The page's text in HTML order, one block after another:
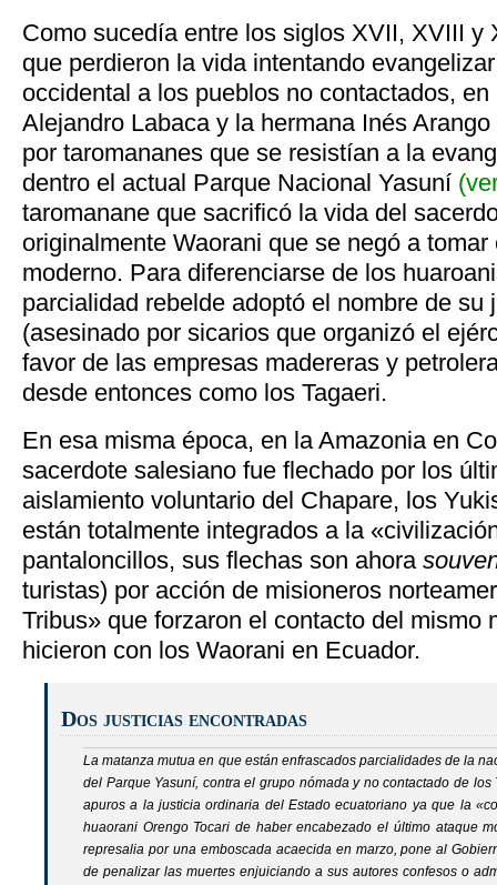
Como sucedía entre los siglos XVII, XVIII y
que perdieron la vida intentando
occidental a los pueblos no contactados,
Alejandro Labaca y la hermana Inés
por taromananes que se resistían a la
dentro el actual Parque Nacional Yasuní
taromanane que sacrificó la vida del
originalmente Waorani que se negó a
moderno. Para diferenciarse de los
parcialidad rebelde adoptó el nombre de su
(asesinado por sicarios que organizó el
favor de las empresas madereras y
desde entonces como los Tagaeri.
En esa misma época, en la Amazonia en
sacerdote salesiano fue flechado por los
aislamiento voluntario del Chapare, los
están totalmente integrados a la
pantaloncillos, sus flechas son ahora
turistas) por acción de misioneros
Tribus» que forzaron el contacto del mismo
hicieron con los Waorani en Ecuador.
Dos justicias encontradas
La matanza mutua en que están enfrascados parcialidades de la
del Parque Yasuní, contra el grupo nómada y no contactado de
apuros a la justicia ordinaria del Estado ecuatoriano ya que la
huaorani Orengo Tocari de haber encabezado el último ataque
represalia por una emboscada acaecida en marzo, pone al
de penalizar las muertes enjuiciando a sus autores confesos o